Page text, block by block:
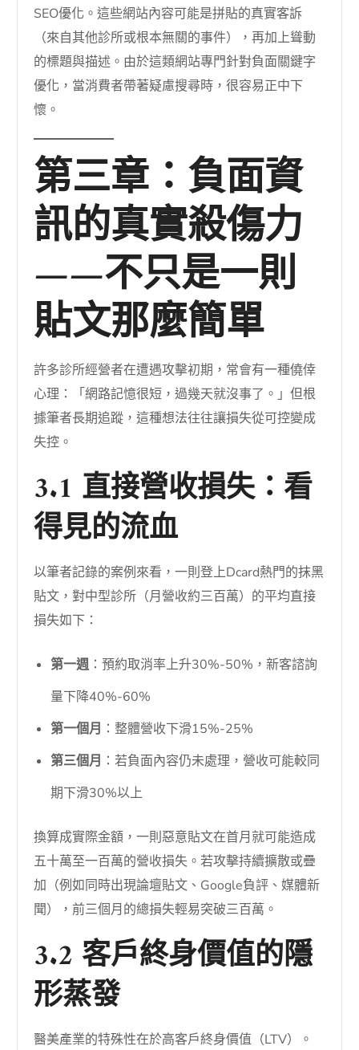
SEO優化。這些網站內容可能是拼貼的真實客訴
（來自其他診所或根本無關的事件），再加上聳動
的標題與描述。由於這類網站專門針對負面關鍵字
優化，當消費者帶著疑慮搜尋時，很容易正中下
懷。
第三章：負面資
訊的真實殺傷力
——不只是一則
貼文那麼簡單
許多診所經營者在遭遇攻擊初期，常會有一種僥倖
心理：「網路記憶很短，過幾天就沒事了。」但根
據筆者長期追蹤，這種想法往往讓損失從可控變成
失控。
3.1 直接營收損失：看
得見的流血
以筆者記錄的案例來看，一則登上Dcard熱門的抹黑
貼文，對中型診所（月營收約三百萬）的平均直接
損失如下：
第一週：預約取消率上升30%-50%，新客諮詢
量下降40%-60%
第一個月 ：整體營收下滑15%-25%
第三個月 ：若負面內容仍未處理，營收可能較同
期下滑30%以上
換算成實際金額，一則惡意貼文在首月就可能造成
五十萬至一百萬的營收損失。若攻擊持續擴散或疊
加（例如同時出現論壇貼文、Google負評、媒體新
聞），前三個月的總損失輕易突破三百萬。
3.2 客戶終身價值的隱
形蒸發
醫美產業的特殊性在於高客戶終身價值（LTV）。